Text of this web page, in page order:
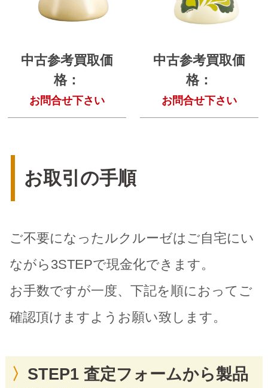
中古参考買取価
格：
お問合せ下さい
中古参考買取価
格：
お問合せ下さい
お取引の手順
ご不要になったルクルーゼはご自宅にい
ながら3STEPで現金化できます。
お手数ですが一度、下記を順におってご
確認頂けますようお願い致します。
STEP1 査定フォームから製品